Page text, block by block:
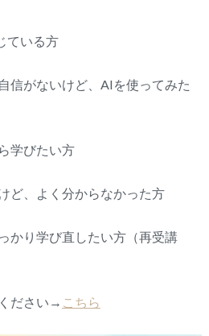
ている方
信がないけど、AIを使ってみた
学びたい方
ど、よく分からなかった方
かり学び直したい方（再受講
ださい→ こちら